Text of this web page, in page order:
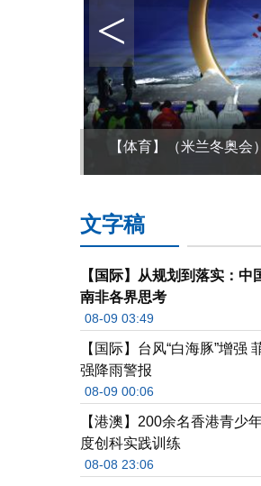
【体育】（米兰冬奥
<
文字稿
【国际】从规划到落实：中
南非各界思考
08-09 03:49
【国际】台风“白海豚”增强
强降雨警报
08-09 00:06
【港澳】200余名香港青少
度创科实践训练
08-08 23:06